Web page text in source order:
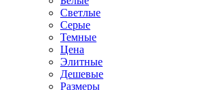
Светлые
Серые
Темные
Цена
Элитные
Дешевые
Размеры